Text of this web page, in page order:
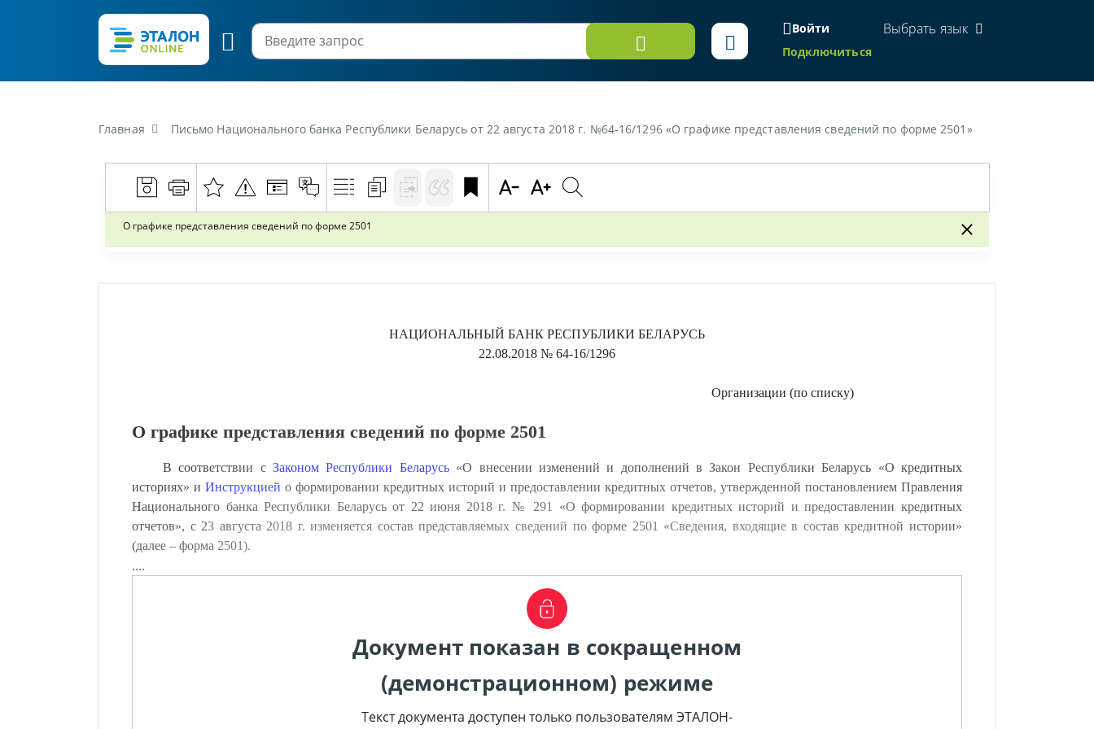
Войти
Подключиться
Выбрать язык
Главная Письмо Национального банка Республики Беларусь от 22 августа 2018 г. №64-16/1296 «О графике представления сведений по форме 2501»
О графике представления сведений по форме 2501
НАЦИОНАЛЬНЫЙ БАНК РЕСПУБЛИКИ БЕЛАРУСЬ
22.08.2018 № 64-16/1296
Организации (по списку)
О графике представления сведений по форме 2501
В соответствии с Законом Республики Беларусь«О внесении изменений и дополнений в Закон Республики Беларусь «О кредитных
историях» и Инструкцией о формировании кредитных историй и предоставлении кредитных отчетов, утвержденной постановлением Правления
Национального банка Республики Беларусь от 22 июня 2018 г. № 291 «О формировании кредитных историй и предоставлении кредитных
отчетов», с 23 августа 2018 г. изменяется состав представляемых сведений по форме 2501 «Сведения, входящие в состав кредитной истории»
(далее – форма 2501).
....
Документ показан в сокращенном
(демонстрационном) режиме
Текст документа доступен только пользователям ЭТАЛОН-